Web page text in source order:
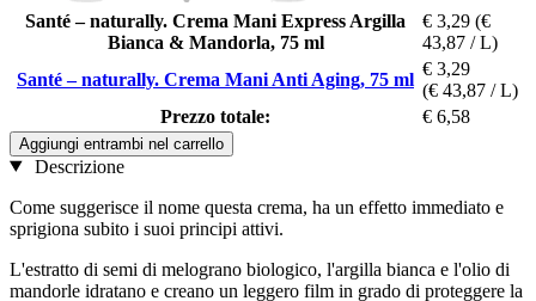
Santé – naturally. Crema Mani Express Argilla
Bianca & Mandorla, 75 ml
€ 3,29 (€
43,87 / L)
Santé – naturally. Crema Mani Anti Aging, 75 ml
€ 3,29
(€ 43,87 / L)
Prezzo totale:
€ 6,58
Aggiungi entrambi nel carrello
Descrizione
Come suggerisce il nome questa crema, ha un effetto immediato e
sprigiona subito i suoi principi attivi.
L'estratto di semi di melograno biologico, l'argilla bianca e l'olio di
mandorle idratano e creano un leggero film in grado di proteggere la